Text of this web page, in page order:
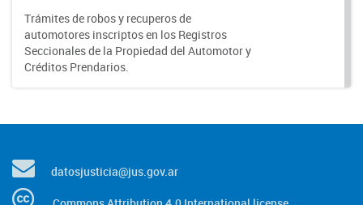
Trámites de robos y recuperos de
automotores inscriptos en los Registros
Seccionales de la Propiedad del Automotor y
Créditos Prendarios.
datosjusticia@jus.gov.ar